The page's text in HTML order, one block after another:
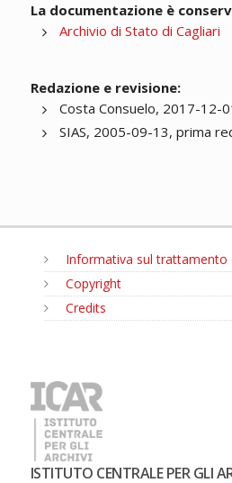
La documentazione è
Archivio di Stato di Cagliari
Redazione e revisione:
Costa Consuelo, 2017-12-
SIAS, 2005-09-13, prima
Informativa sul trattamento
Copyright
Credits
ISTITUTO CENTRALE PER GLI